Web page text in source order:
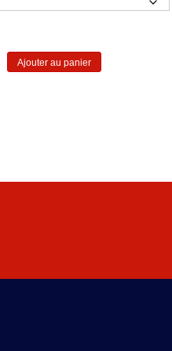
Ajouter au panier